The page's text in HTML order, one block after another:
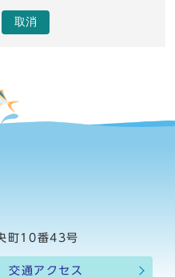
取消
町10番43号
交通アクセス